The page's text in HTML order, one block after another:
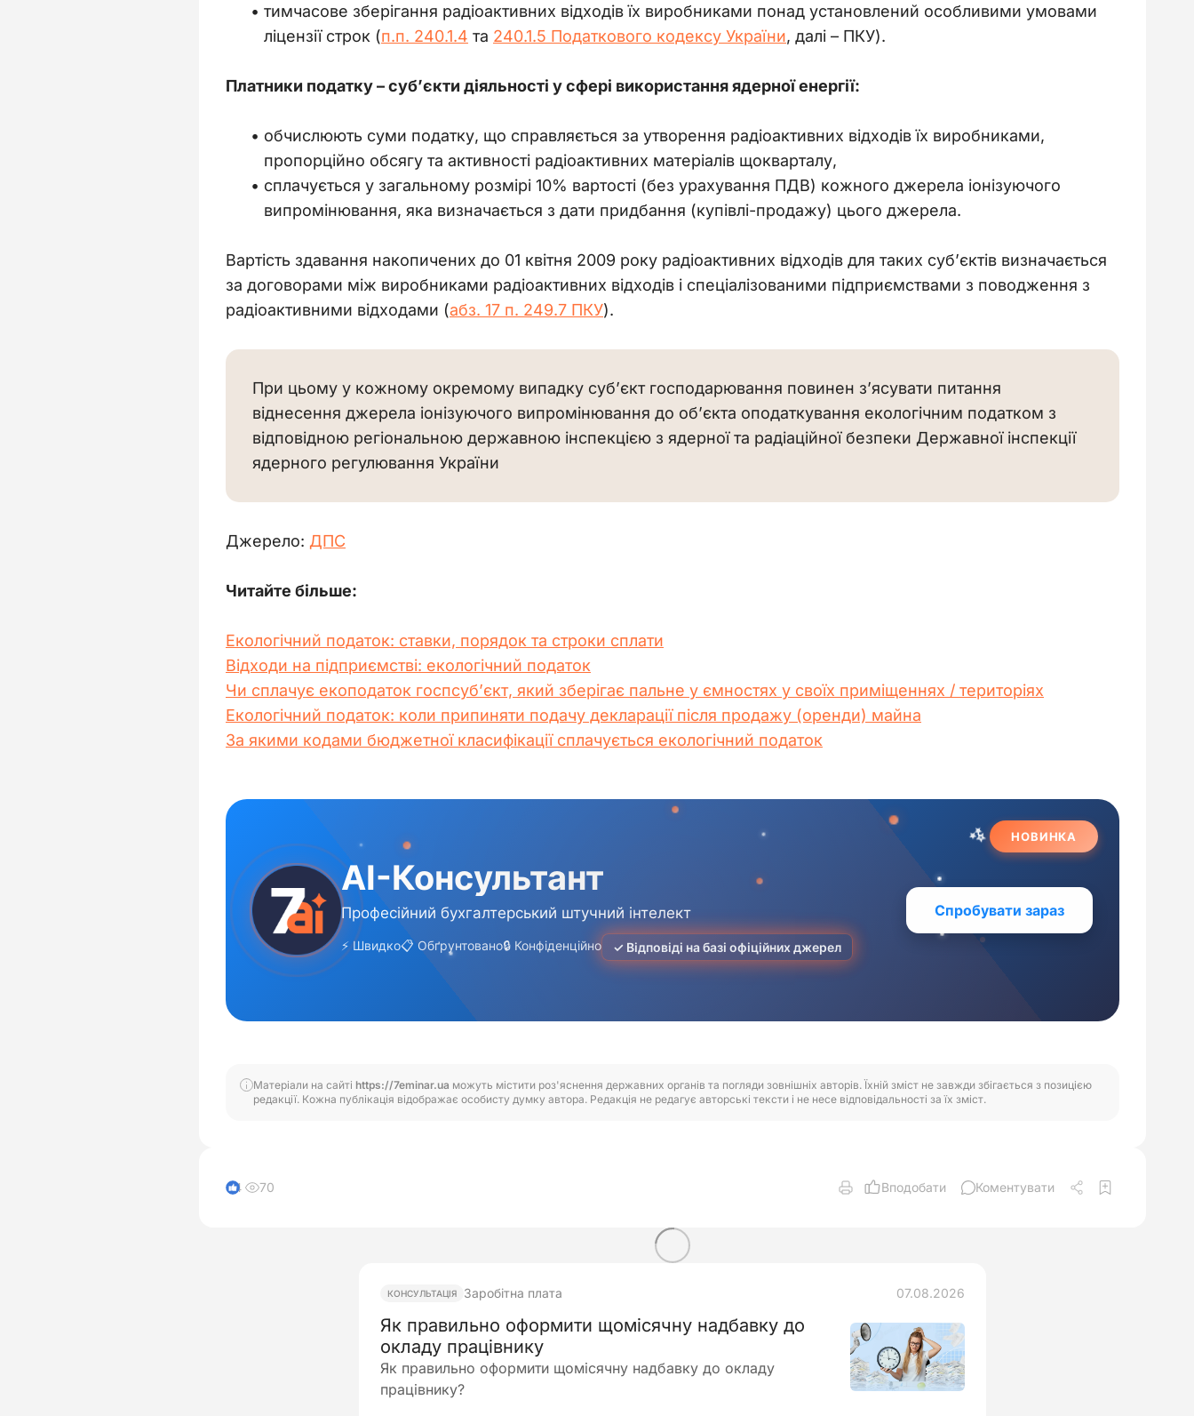
тимчасове зберігання радіоактивних відходів їх виробниками понад установлений особливими умовами
ліцензії строк (п.п. 240.1.4 та 240.1.5 Податкового кодексу України, далі – ПКУ).
Платники податку – суб’єкти діяльності у сфері використання ядерної енергії:
обчислюють суми податку, що справляється за утворення радіоактивних відходів їх виробниками,
пропорційно обсягу та активності радіоактивних матеріалів щокварталу,
сплачується у загальному розмірі 10% вартості (без урахування ПДВ) кожного джерела іонізуючого
випромінювання, яка визначається з дати придбання (купівлі-продажу) цього джерела.
Вартість здавання накопичених до 01 квітня 2009 року радіоактивних відходів для таких суб’єктів визначається
за договорами між виробниками радіоактивних відходів і спеціалізованими підприємствами з поводження з
радіоактивними відходами (абз. 17 п. 249.7 ПКУ).
При цьому у кожному окремому випадку суб’єкт господарювання повинен з’ясувати питання
віднесення джерела іонізуючого випромінювання до об’єкта оподаткування екологічним податком з
відповідною регіональною державною інспекцією з ядерної та радіаційної безпеки Державної інспекції
ядерного регулювання України
Джерело: ДПС
Читайте більше:
Екологічний податок: ставки, порядок та строки сплати
Відходи на підприємстві: екологічний податок
Чи сплачує екоподаток госпсуб’єкт, який зберігає пальне у ємностях у своїх приміщеннях / територіях
Екологічний податок: коли припиняти подачу декларації після продажу (оренди) майна
За якими кодами бюджетної класифікації сплачується екологічний податок
Матеріали на сайті https://7eminar.ua можуть містити роз'яснення державних органів та погляди зовнішніх авторів. Їхній зміст не завжди збігається з позицією
редакції. Кожна публікація відображає особисту думку автора. Редакція не редагує авторські тексти і не несе відповідальності за їх зміст.
4 70 Вподобати Коментувати
КОНСУЛЬТАЦІЯ Заробітна плата 07.08.2026
Як правильно оформити щомісячну надбавку до
окладу працівнику
Як правильно оформити щомісячну надбавку до окладу
працівнику?